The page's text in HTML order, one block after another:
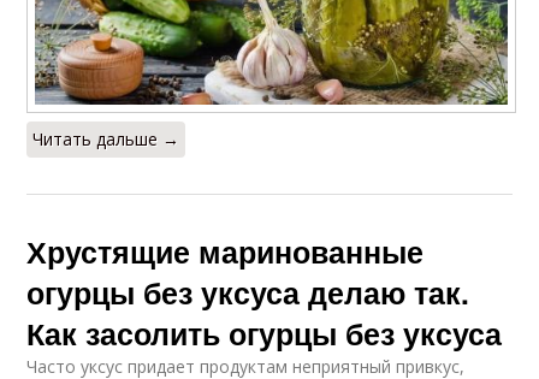
Читать дальше →
Хрустящие маринованные
огурцы без уксуса делаю так.
Как засолить огурцы без уксуса
Часто уксус придает продуктам неприятный привкус,